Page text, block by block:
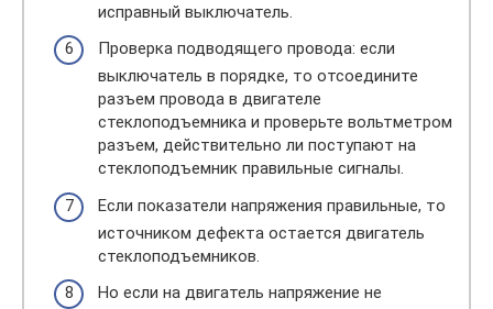
исправный выключатель.
Проверка подводящего провода: если
выключатель в порядке, то отсоедините
разъем провода в двигателе
стеклоподъемника и проверьте вольтметром
разъем, действительно ли поступают на
стеклоподъемник правильные сигналы.
Если показатели напряжения правильные, то
источником дефекта остается двигатель
стеклоподъемников.
Но если на двигатель напряжение не